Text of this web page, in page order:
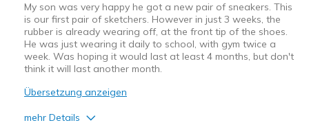
My son was very happy he got a new pair of sneakers. This
is our first pair of sketchers. However in just 3 weeks, the
rubber is already wearing off, at the front tip of the shoes.
He was just wearing it daily to school, with gym twice a
week. Was hoping it would last at least 4 months, but don't
think it will last another month.
Übersetzung anzeigen
mehr Details